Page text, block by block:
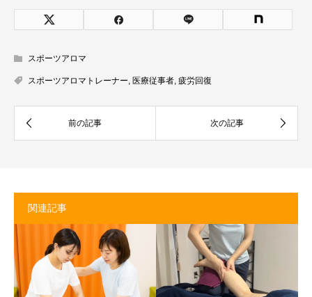
スポーツアロマ
スポーツアロマトレーナー 医療従事者 疲労回復
関連記事